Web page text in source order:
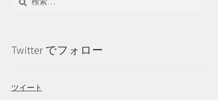
Twitter でフォロー
ツイート